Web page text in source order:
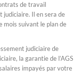
de travail
judiciaire. Il en sera de
mois suivant le plan de
judiciaire de
la garantie de l’AGS
impayés par votre